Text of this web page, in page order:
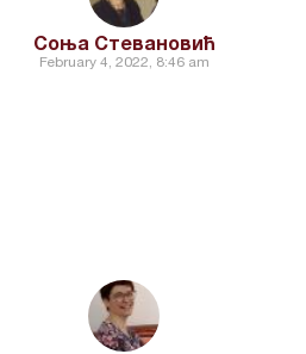
Соња Стевановић
February 4, 2022, 8:46 am